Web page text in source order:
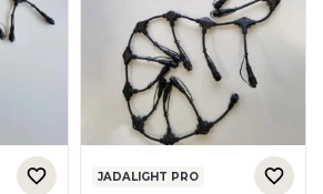
JADALIGHT PRO